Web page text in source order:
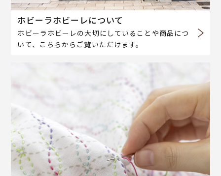
ホビーラホビーレについて
ホビーラホビーレの大切にしていることや商品につ
いて、こちらからご覧いただけます。